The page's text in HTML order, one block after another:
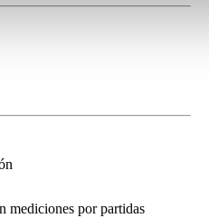
mediciones por partidas